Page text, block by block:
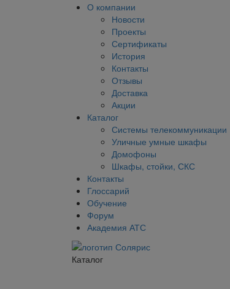
О компании
Новости
Проекты
Сертификаты
История
Контакты
Отзывы
Доставка
Акции
Каталог
Системы телекоммуникации
Уличные умные шкафы
Домофоны
Шкафы, стойки, СКС
Контакты
Глоссарий
Обучение
Форум
Академия АТС
Каталог